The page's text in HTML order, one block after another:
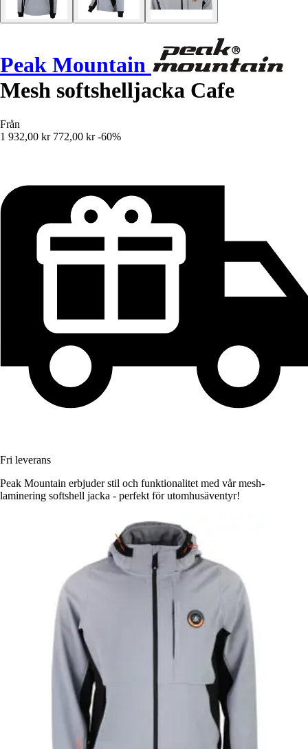
Peak Mountain
Mesh softshelljacka Cafe
Från
1 932,00 kr 772,00 kr -60%
Fri leverans
Peak Mountain erbjuder stil och funktionalitet med vår mesh-
laminering softshell jacka - perfekt för utomhusäventyr!